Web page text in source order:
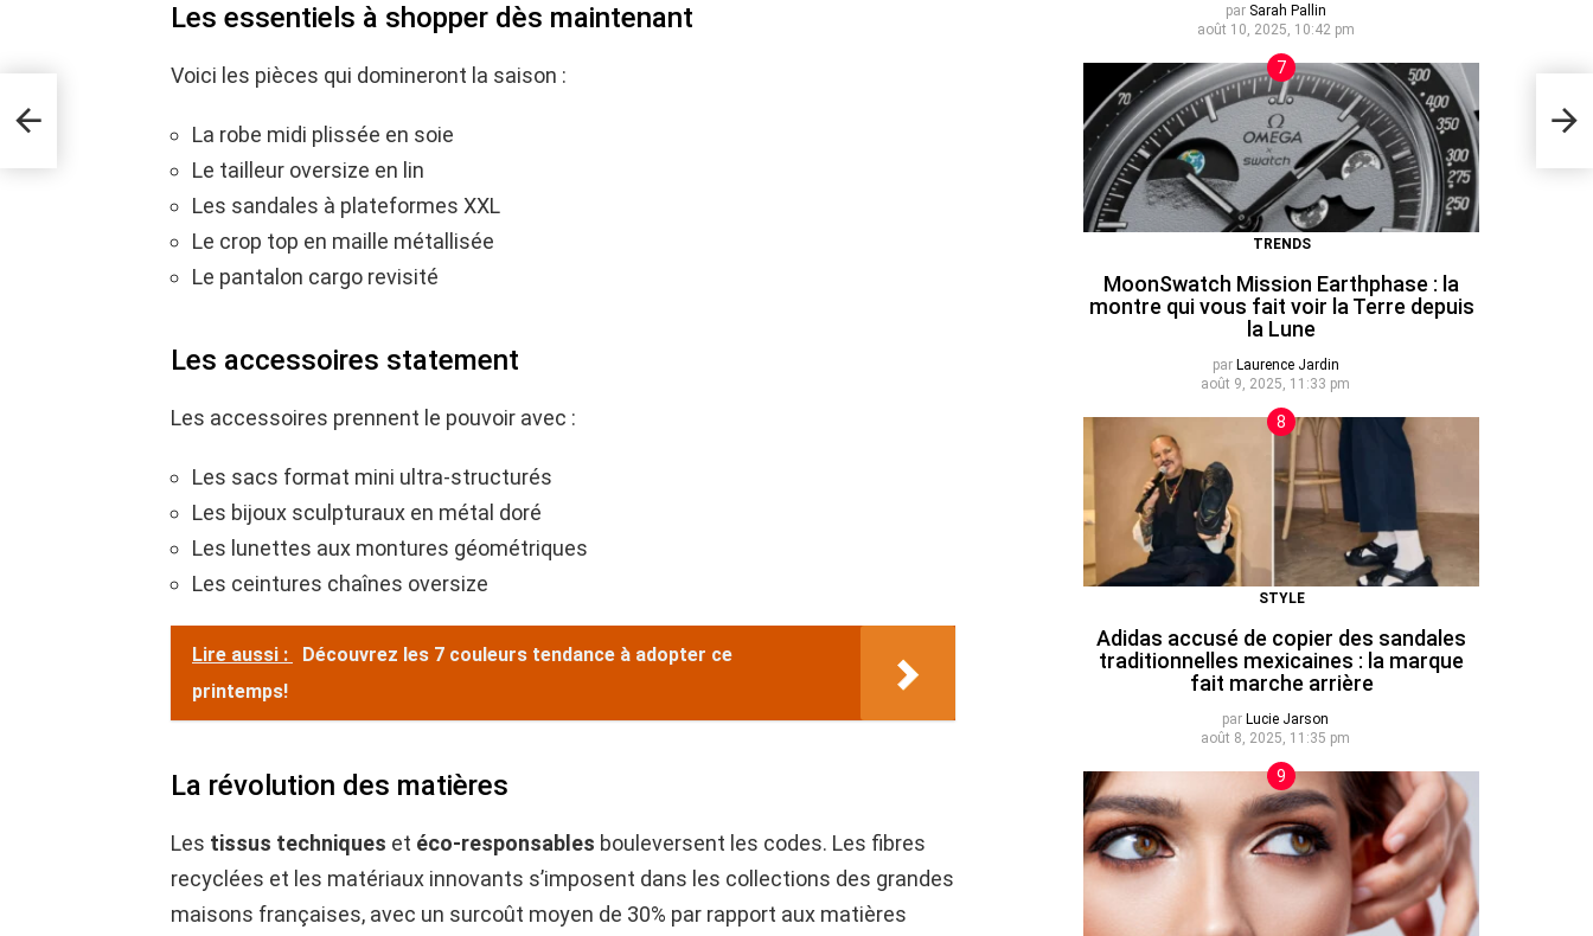
Les essentiels à shopper dès maintenant
Voici les pièces qui domineront la saison :
La robe midi plissée en soie
Le tailleur oversize en lin
Les sandales à plateformes XXL
Le crop top en maille métallisée
Le pantalon cargo revisité
Les accessoires statement
Les accessoires prennent le pouvoir avec :
Les sacs format mini ultra-structurés
Les bijoux sculpturaux en métal doré
Les lunettes aux montures géométriques
Les ceintures chaînes oversize
Lire aussi :
Découvrez les 7 couleurs tendance à adopter ce
printemps!
La révolution des matières
Les tissus techniques et éco-responsables bouleversent les codes. Les fibres
recyclées et les matériaux innovants s’imposent dans les collections des grandes
maisons françaises, avec un surcoût moyen de 30% par rapport aux matières
7
par Sarah Pallin
août 10, 2025, 10:42 pm
TRENDS
MoonSwatch Mission Earthphase : la
montre qui vous fait voir la Terre depuis
la Lune
par Laurence Jardin
août 9, 2025, 11:33 pm
STYLE
Adidas accusé de copier des sandales
traditionnelles mexicaines : la marque
fait marche arrière
par Lucie Jarson
août 8, 2025, 11:35 pm